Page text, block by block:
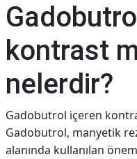
kontrast
nelerdir?
Gadobutrol içeren
Gadobutrol, manyetik
alanında kullanılan